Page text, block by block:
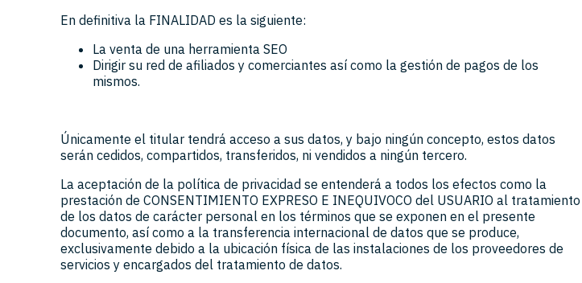
En definitiva la FINALIDAD es la siguiente:
La venta de una herramienta SEO
Dirigir su red de afiliados y comerciantes así como la gestión de pagos de los
mismos.
Únicamente el titular tendrá acceso a sus datos, y bajo ningún concepto, estos datos
serán cedidos, compartidos, transferidos, ni vendidos a ningún tercero.
La aceptación de la política de privacidad se entenderá a todos los efectos como la
prestación de CONSENTIMIENTO EXPRESO E INEQUIVOCO del USUARIO al tratamiento
de los datos de carácter personal en los términos que se exponen en el presente
documento, así como a la transferencia internacional de datos que se produce,
exclusivamente debido a la ubicación física de las instalaciones de los proveedores de
servicios y encargados del tratamiento de datos.